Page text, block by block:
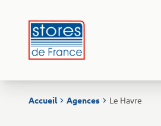
Accueil Agences Le Havre